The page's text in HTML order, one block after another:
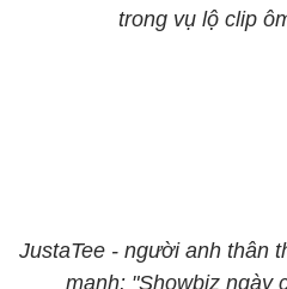
trong vụ lộ clip
JustaTee - người anh thân
mạnh: "Showbiz ngày